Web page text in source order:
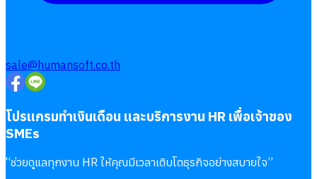
sale@humansoft.co.th
โปรแกรมทำเงินเดือน และบริการงาน HR เพื่อเจ้าของ
SMEs
“ช่วยดูแลทุกงาน HR ให้คุณมีเวลาเติบโตธุรกิจอย่างสบายใจ”